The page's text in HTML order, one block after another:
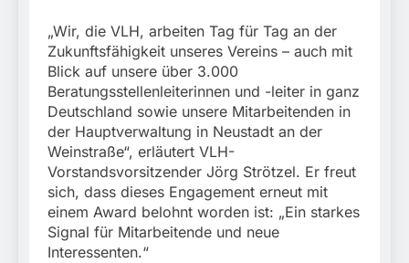
„Wir, die VLH, arbeiten Tag für Tag an der
Zukunftsfähigkeit unseres Vereins – auch mit
Blick auf unsere über 3.000
Beratungsstellenleiterinnen und -leiter in ganz
Deutschland sowie unsere Mitarbeitenden in
der Hauptverwaltung in Neustadt an der
Weinstraße“, erläutert VLH-
Vorstandsvorsitzender Jörg Strötzel. Er freut
sich, dass dieses Engagement erneut mit
einem Award belohnt worden ist: „Ein starkes
Signal für Mitarbeitende und neue
Interessenten.“